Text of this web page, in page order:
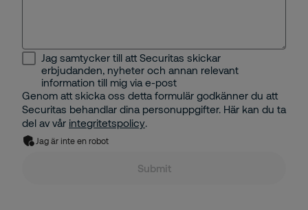
Jag samtycker till att Securitas skickar
erbjudanden, nyheter och annan relevant
information till mig via e-post
Genom att skicka oss detta formulär godkänner du att
Securitas behandlar dina personuppgifter. Här kan du ta
del av vår integritetspolicy
Jag är inte en robot
Submit